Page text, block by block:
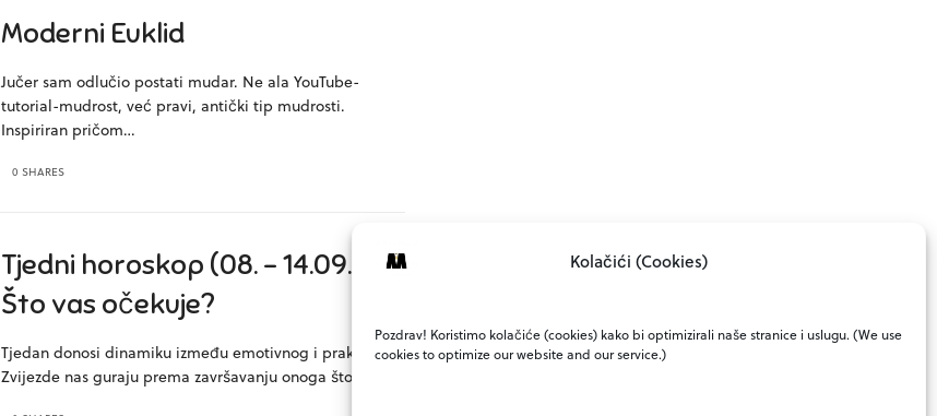
Kolačići (Cookies)
Pozdrav! Koristimo kolačiće (cookies) kako bi optimizirali naše stranice i uslugu. (We use
cookies to optimize our website and our service.)
Moderni Euklid
Jučer sam odlučio postati mudar. Ne ala YouTube-
tutorial-mudrost, već pravi, antički tip mudrosti.
Inspiriran pričom…
0 SHARES
Tjedni horoskop (08. – 14.09.)
Što vas očekuje?
Tjedan donosi dinamiku između emotivnog i praktičnog.
Zvijezde nas guraju prema završavanju onoga što smo…